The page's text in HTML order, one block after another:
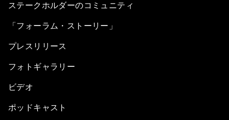
ステークホルダーのコミュニティ
「フォーラム・ストーリー」
プレスリリース
フォトギャラリー
ビデオ
ポッドキャスト